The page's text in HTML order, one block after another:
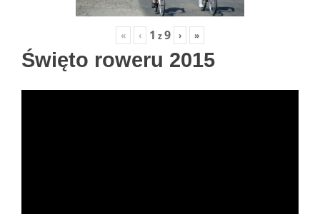
« ‹ 1 z9 › »
Święto roweru 2015